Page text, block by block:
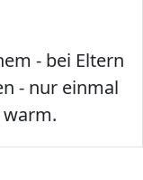
- bei Eltern
- nur einmal